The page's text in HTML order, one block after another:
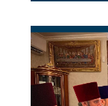
часткою її
Варсонофію
архімандрит
Жмеринського